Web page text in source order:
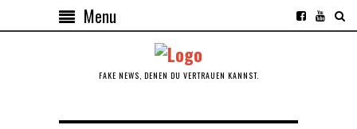
Menu
FAKE NEWS, DENEN DU VERTRAUEN KANNST.